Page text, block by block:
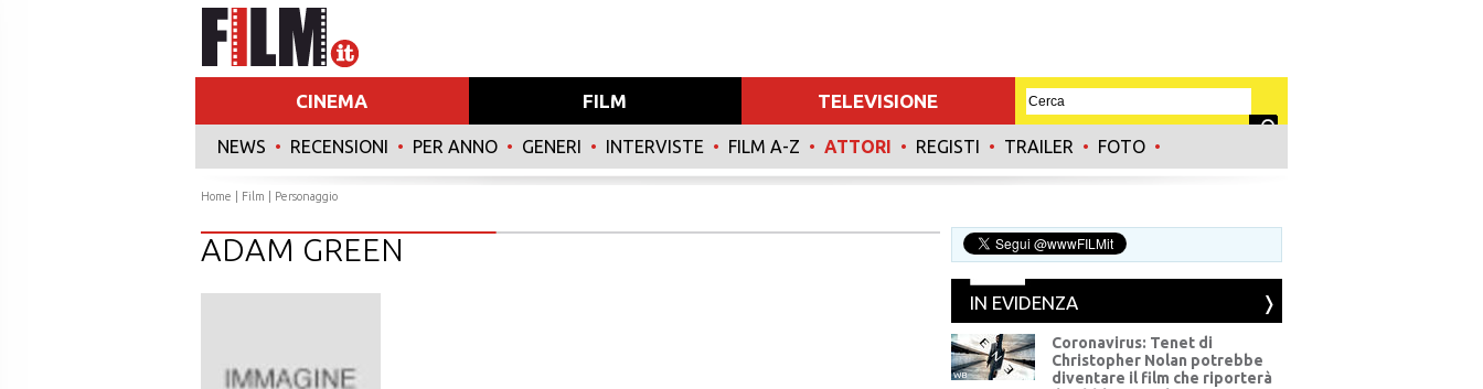
CINEMA FILM TELEVISIONE
NEWS • RECENSIONI • PER ANNO • GENERI • INTERVISTE • FILM A-Z • ATTORI • REGISTI • TRAILER • FOTO •
Home Film | Personaggio
ADAM GREEN
IN EVIDENZA
WB
Coronavirus: Tenet di
Christopher Nolan potrebbe
diventare il film che riporterà